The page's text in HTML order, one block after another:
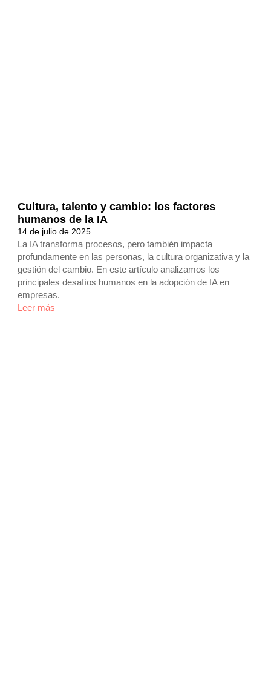
Cultura, talento y cambio: los factores
humanos de la IA
14 de julio de 2025
La IA transforma procesos, pero también impacta
profundamente en las personas, la cultura organizativa y la
gestión del cambio. En este artículo analizamos los
principales desafíos humanos en la adopción de IA en
empresas.
Leer más